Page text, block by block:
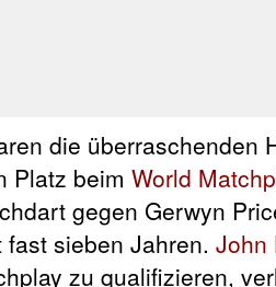
die überraschenden
Platz beim World
gegen Gerwyn
sieben Jahren. John
zu qualifizieren,